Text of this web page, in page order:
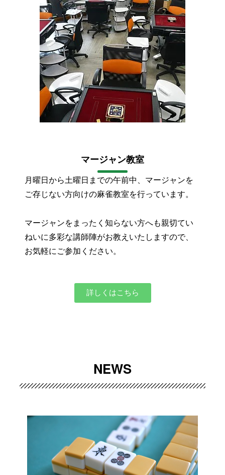
マージャン教室
月曜日から土曜日までの午前中、マージャンを
ご存じない方向けの麻雀教室を行っています。
マージャンをまったく知らない方へも親切てい
ねいに多彩な講師陣がお教えいたしますので、
お気軽にご参加ください。
詳しくはこちら
NEWS